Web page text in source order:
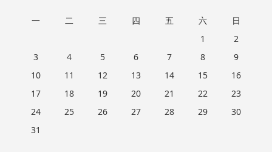
一 二 三 四 五 六
日
1
2
3
4 5 6 7 8
9
10
11 12 13 14 15
16
17
18 19 20 21 22
23
24
25 26 27 28 29
30
31